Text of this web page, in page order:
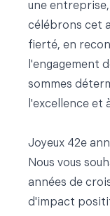
une entreprise,
célébrons cet
fierté, en
l'engagement
sommes
l'excellence et
Joyeux 42e
Nous vous
années de
d'impact